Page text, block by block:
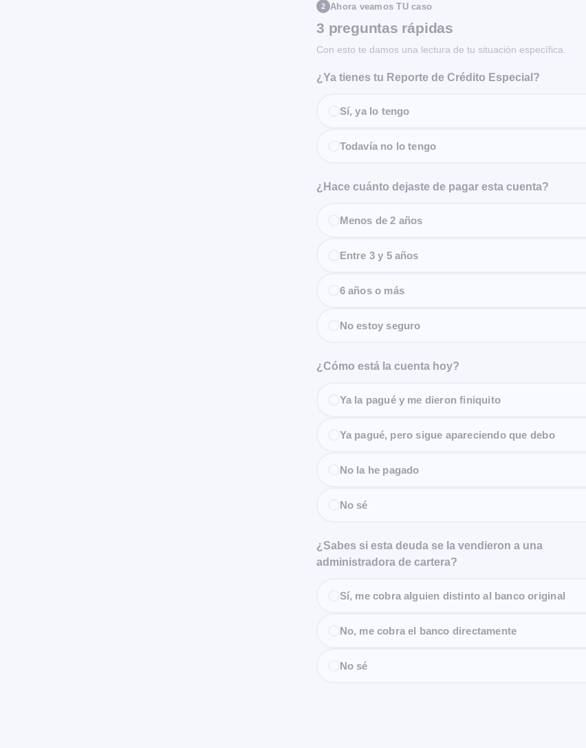
2 Ahora veamos TU caso
3 preguntas rápidas
Con esto te damos una lectura de tu situación específica.
¿Ya tienes tu Reporte de Crédito Especial?
Sí, ya lo tengo
Todavía no lo tengo
¿Hace cuánto dejaste de pagar esta cuenta?
Menos de 2 años
Entre 3 y 5 años
6 años o más
No estoy seguro
¿Cómo está la cuenta hoy?
Ya la pagué y me dieron finiquito
Ya pagué, pero sigue apareciendo que debo
No la he pagado
No sé
¿Sabes si esta deuda se la vendieron a una
administradora de cartera?
Sí, me cobra alguien distinto al banco original
No, me cobra el banco directamente
No sé